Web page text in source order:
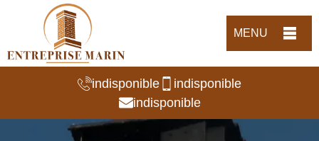
MENU
indisponible
indisponible
indisponible